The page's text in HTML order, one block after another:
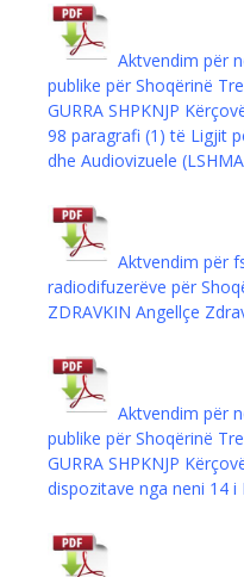
Aktvendim për
publike për Shoqërinë
GURRA SHPKNJP
98 paragrafi (1) të Ligjit
dhe Audiovizuele
Aktvendim për
radiodifuzerëve për
ZDRAVKIN Angellçe
Aktvendim për
publike për Shoqërinë
GURRA SHPKNJP
dispozitave nga neni 14